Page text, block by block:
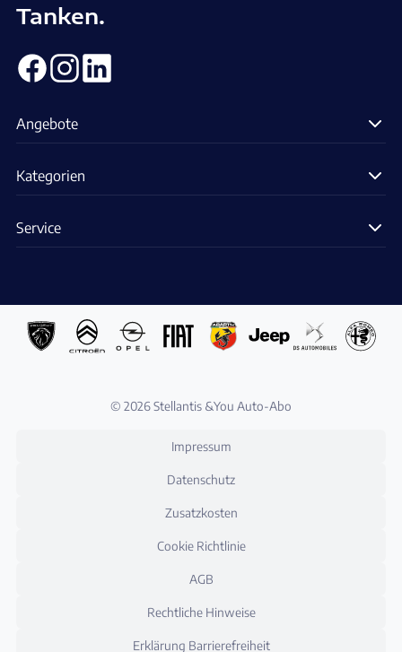
Tanken.
Angebote
Kategorien
Service
© 2026 Stellantis &You Auto-Abo
Impressum
Datenschutz
Zusatzkosten
Cookie Richtlinie
AGB
Rechtliche Hinweise
Erklärung Barrierefreiheit